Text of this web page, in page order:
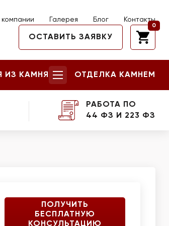
Галерея Блог Контакты
ОСТАВИТЬ ЗАЯВКУ
0
ИЗ КАМНЯ ОТДЕЛКА КАМНЕМ
РАБОТА ПО
44 ФЗ И 223 ФЗ
ПОЛУЧИТЬ
БЕСПЛАТНУЮ
КОНСУЛЬТАЦИЮ